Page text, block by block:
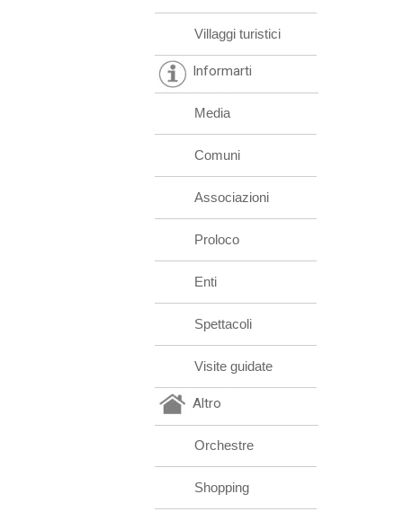
Villaggi turistici
Informarti
Media
Comuni
Associazioni
Proloco
Enti
Spettacoli
Visite guidate
Altro
Orchestre
Shopping